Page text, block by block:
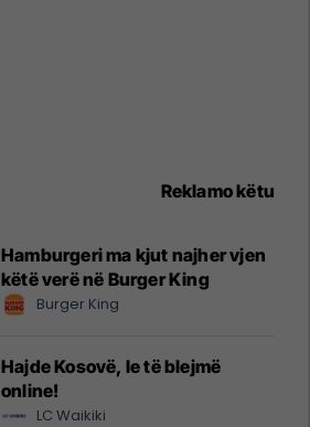
Reklamo këtu
Hamburgeri ma kjut najher vjen
këtë verë në Burger King
Burger King
Hajde Kosovë, le të blejmë
online!
LC Waikiki